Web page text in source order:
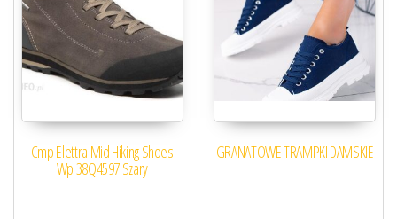
Cmp Elettra Mid Hiking Shoes
Wp 38Q4597 Szary
GRANATOWE TRAMPKI DAMSKIE